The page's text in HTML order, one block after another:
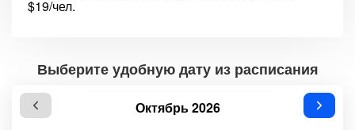
$19/чел.
Выберите удобную дату из расписания
Октябрь 2026